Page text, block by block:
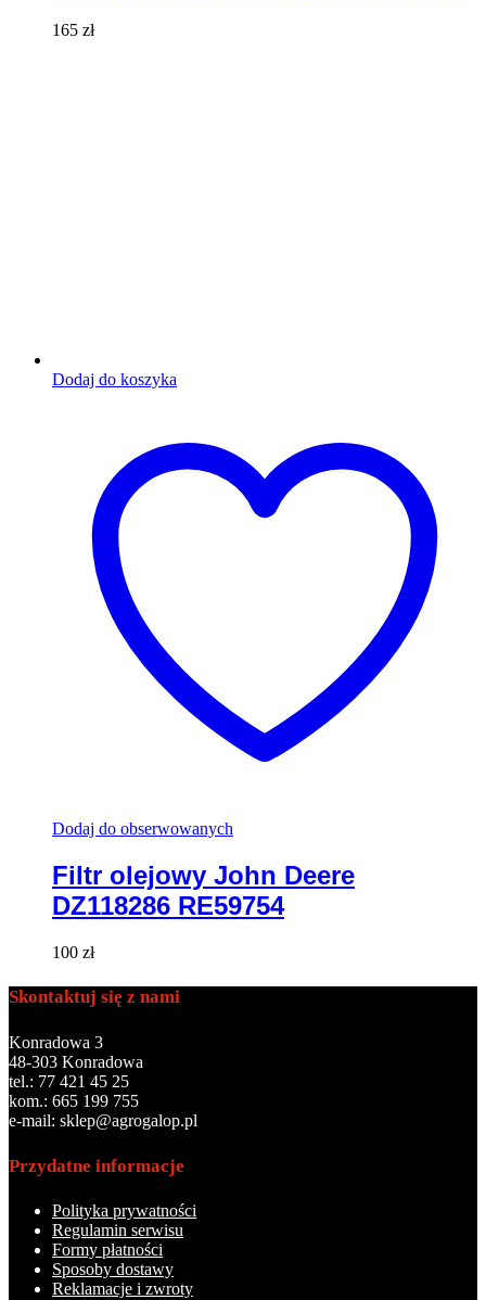
165 zł
Dodaj do koszyka
Dodaj do obserwowanych
Filtr olejowy John Deere
DZ118286 RE59754
100 zł
Skontaktuj się z nami
Konradowa 3
48-303 Konradowa
tel.: 77 421 45 25
kom.: 665 199 755
e-mail: sklep@agrogalop.pl
Przydatne informacje
Polityka prywatności
Regulamin serwisu
Formy płatności
Sposoby dostawy
Reklamacje i zwroty